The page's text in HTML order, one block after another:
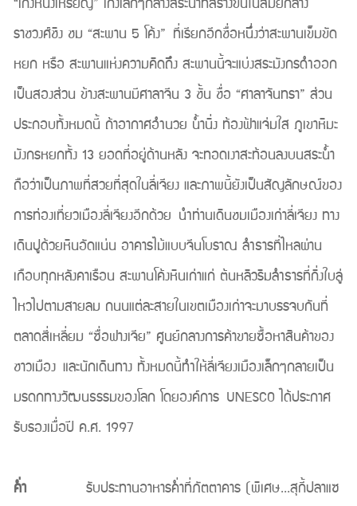
ราชวงศ์ชิง ชม “สะพาน 5 โค้ง” ที่เรียกอีกชื่อหนึ่งว่าสะพานเข็มขัด
หยก หรือ สะพานแห่งความคิดถึง สะพานนี้จะแบ่งสระมังกรดำออก
เป็นสองส่วน ข้างสะพานมีศาลาจีน 3 ชั้น ชื่อ “ศาลาจันทรา” ส่วน
ประกอบทั้งหมดนี้ ถ้าอากาศอำนวย น้ำนิ่ง ท้องฟ้าแจ่มใส ภูเขาหิมะ
มังกรหยกทั้ง 13 ยอดที่อยู่ด้านหลัง จะทอดเงาสะท้อนลงบนสระน้ำ
ถือว่าเป็นภาพที่สวยที่สุดในลี่เจียง และภาพนี้ยังเป็นสัญลักษณ์ของ
การท่องเที่ยวเมืองลี่เจียงอีกด้วย นำท่านเดินชมเมืองเก่าลี่เจียง ทาง
เดินปูด้วยหินอัดแน่น อาคารไม้แบบจีนโบราณ ลำธารที่ไหลผ่าน
เกือบทุกหลังคาเรือน สะพานโค้งหินเก่าแก่ ต้นหลิวริมลำธารที่กิ่งใบลู่
ไหวไปตามสายลม ถนนแต่ละสายในเขตเมืองเก่าจะมาบรรจบกันที่
ตลาดสี่เหลี่ยม “ซื่อฟางเจีย” ศูนย์กลางการค้าขายซื้อหาสินค้าของ
ชาวเมือง และนักเดินทาง ทั้งหมดนี้ทำให้ลี่เจียงเมืองเล็กๆกลายเป็น
มรดกทางวัฒนธรรมของโลก โดยองค์การ UNESCO ได้ประกาศ
รับรองเมื่อปี ค.ศ. 1997
ค่ำ รับประทานอาหารค่ำที่ภัตตาคาร (พิเศษ...สุกี้ปลาแซ